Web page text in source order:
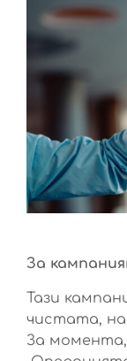
За
Тази
чистата,
За момента,